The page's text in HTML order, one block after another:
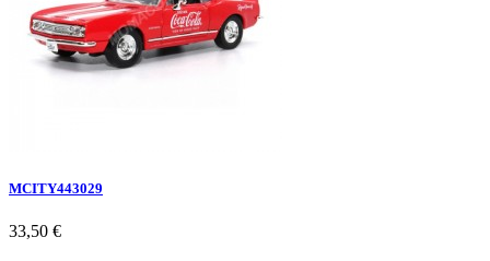
MCITY443029
33,50 €